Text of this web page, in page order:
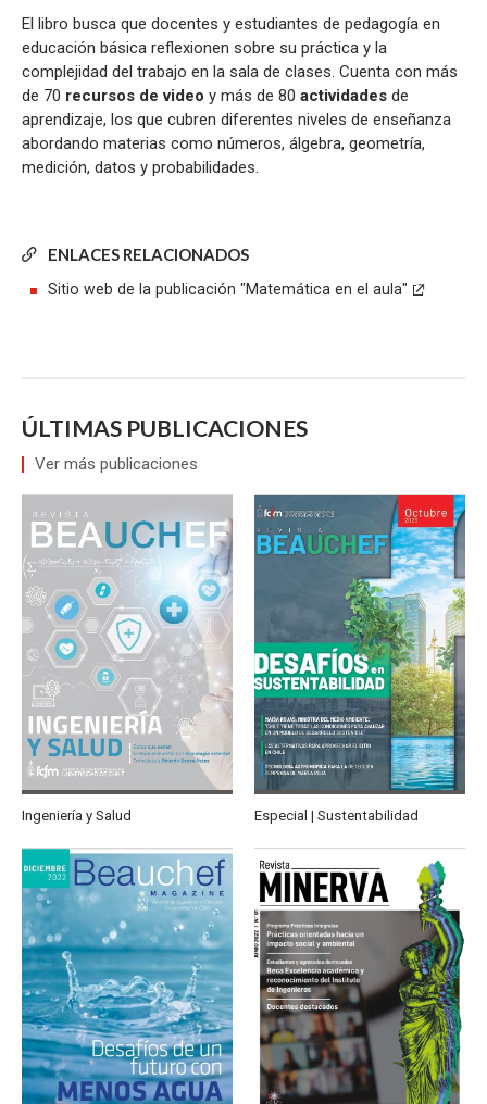
ENLACES RELACIONADOS
Sitio web de la publicación "Matemática en el aula"
El libro busca que docentes y estudiantes de pedagogía en
educación básica reflexionen sobre su práctica y la
complejidad del trabajo en la sala de clases. Cuenta con más
de 70 recursos de video y más de 80 actividades de
aprendizaje, los que cubren diferentes niveles de enseñanza
abordando materias como números, álgebra, geometría,
medición, datos y probabilidades.
ÚLTIMAS PUBLICACIONES
Ver más publicaciones
Ingeniería y Salud Especial | Sustentabilidad